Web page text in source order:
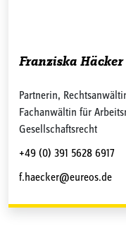
Franziska Häcker
Partnerin,
Fachanwältin für
Gesellschaftsrecht
+49 (0) 391 5628 6917
f.haecker@eureos.de